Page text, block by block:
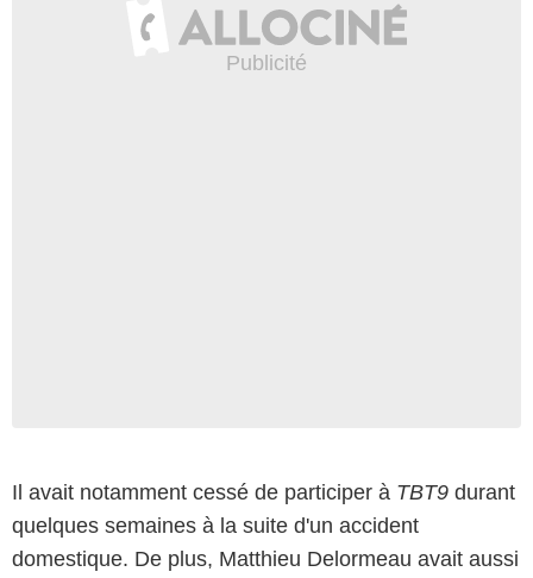
Il avait notamment cessé de participer à TBT9 durant
quelques semaines à la suite d'un accident
domestique. De plus, Matthieu Delormeau avait aussi